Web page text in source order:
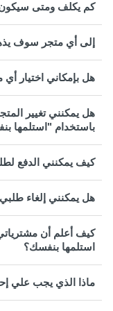
كم يكلف ومتى سيكون
إلى أي متجر سوف
هل بإمكاني اختيار أي
هل يمكنني تغيير
باستخدام "استلمها
كيف يمكنني الدفع
هل يمكنني إلغاء
كيف أعلم أن
استلمها بنفسك؟
ماذا الذي يجب علي